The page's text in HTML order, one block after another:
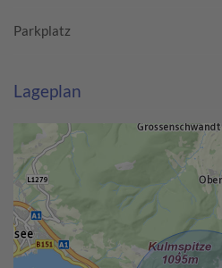
Parkplatz
Lageplan